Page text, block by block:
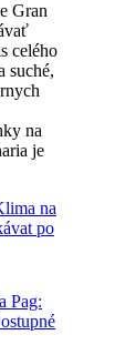
Gran
celého
suché,
na
je
na
po